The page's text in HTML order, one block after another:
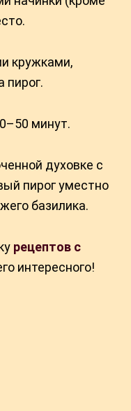
кружками,
пирог.
минут.
духовке с
пирог уместно
базилика.
рецептов с
интересного!